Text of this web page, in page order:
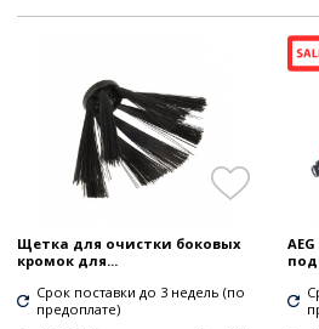
Щетка для очистки боковых
кромок для...
Срок поставки до 3 недель (по
предоплате)